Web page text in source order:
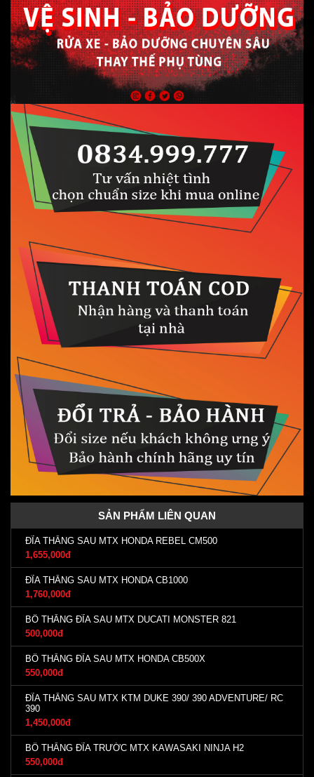
SẢN PHẨM LIÊN QUAN
ĐĨA THẮNG SAU MTX HONDA REBEL CM500
1,655,000đ
ĐĨA THẮNG SAU MTX HONDA CB1000
1,760,000đ
BỐ THẮNG ĐĨA SAU MTX DUCATI MONSTER 821
500,000đ
BỐ THẮNG ĐĨA SAU MTX HONDA CB500X
550,000đ
ĐĨA THẮNG SAU MTX KTM DUKE 390/ 390 ADVENTURE/ RC
390
1,450,000đ
BỐ THẮNG ĐĨA TRƯỚC MTX KAWASAKI NINJA H2
550,000đ